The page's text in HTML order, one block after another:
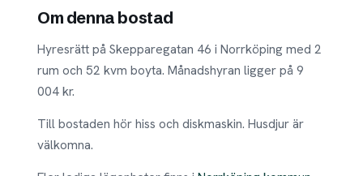
Om denna bostad
Hyresrätt på Skepparegatan 46 i Norrköping med 2
rum och 52 kvm boyta. Månadshyran ligger på 9
004 kr.
Till bostaden hör hiss och diskmaskin. Husdjur är
välkomna.